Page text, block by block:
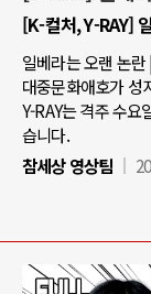
[K-컬처, Y-RAY]
일베라는 오랜 논
대중문화애호가 성
Y-RAY는 격주 수
습니다.
참세상 영상팀